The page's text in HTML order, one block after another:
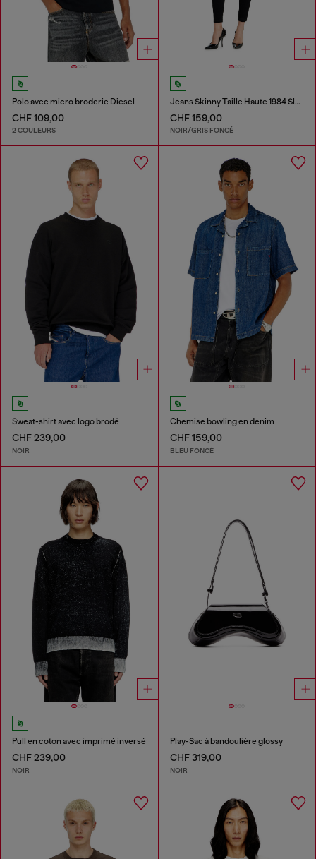
Polo avec micro broderie Diesel
CHF 109,00
2 COULEURS
Jeans Skinny Taille Haute 1984 Slandy-High
CHF 159,00
NOIR/GRIS FONCÉ
Sweat-shirt avec logo brodé
CHF 239,00
NOIR
Chemise bowling en denim
CHF 159,00
BLEU FONCÉ
Pull en coton avec imprimé inversé
CHF 239,00
NOIR
Play-Sac à bandoulière glossy
CHF 319,00
NOIR